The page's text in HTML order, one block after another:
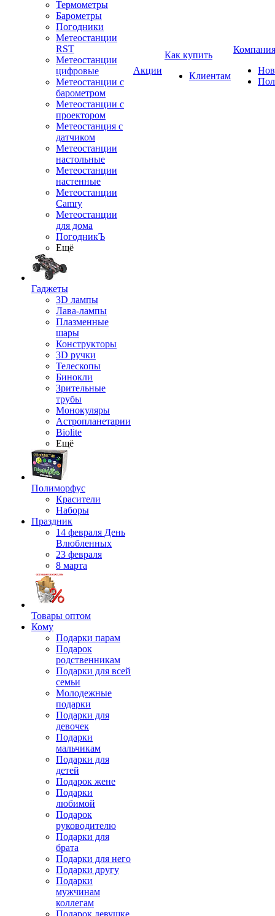
Термометры
Барометры
Погодники
Метеостанции
RST
Метеостанции
цифровые
Метеостанции с
барометром
Метеостанции с
проектором
Метеостанция с
датчиком
Метеостанции
настольные
Метеостанции
настенные
Метеостанции
Camry
Метеостанции
для дома
ПогодникЪ
Ещё
Гаджеты
3D лампы
Лава-лампы
Плазменные
шары
Конструкторы
3D ручки
Телескопы
Бинокли
Зрительные
трубы
Монокуляры
Астропланетарии
Biolite
Ещё
Полиморфус
Красители
Наборы
Праздник
14 февраля День
Влюбленных
23 февраля
8 марта
Товары оптом
Кому
Подарки парам
Подарок
родственникам
Подарки для всей
семьи
Молодежные
подарки
Подарки для
девочек
Подарки
мальчикам
Подарки для
детей
Подарок жене
Подарки
любимой
Подарок
руководителю
Подарки для
брата
Подарки для него
Подарки другу
Подарки
мужчинам
коллегам
Подарок девушке
Акции
Как купить
Клиентам
Компания